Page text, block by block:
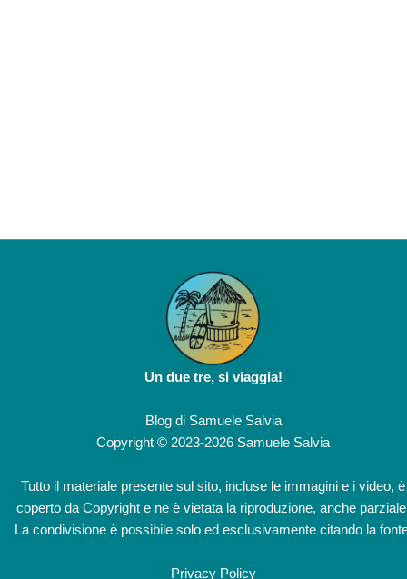
Un due tre, si viaggia!
Blog di Samuele Salvia
Copyright © 2023-2026 Samuele Salvia
Tutto il materiale presente sul sito, incluse le immagini e i video, è
coperto da Copyright e ne è vietata la riproduzione, anche
La condivisione è possibile solo ed esclusivamente citando la
Privacy Policy